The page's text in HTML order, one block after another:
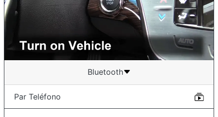
Bluetooth
Par Teléfono